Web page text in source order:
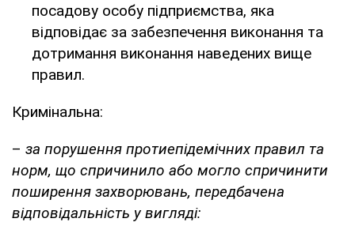
посадову особу підприємства, яка
відповідає за забезпечення виконання та
дотримання виконання наведених вище
правил.
Кримінальна:
– за порушення протиепідемічних правил та
норм, що спричинило або могло спричинити
поширення захворювань, передбачена
відповідальність у вигляді: